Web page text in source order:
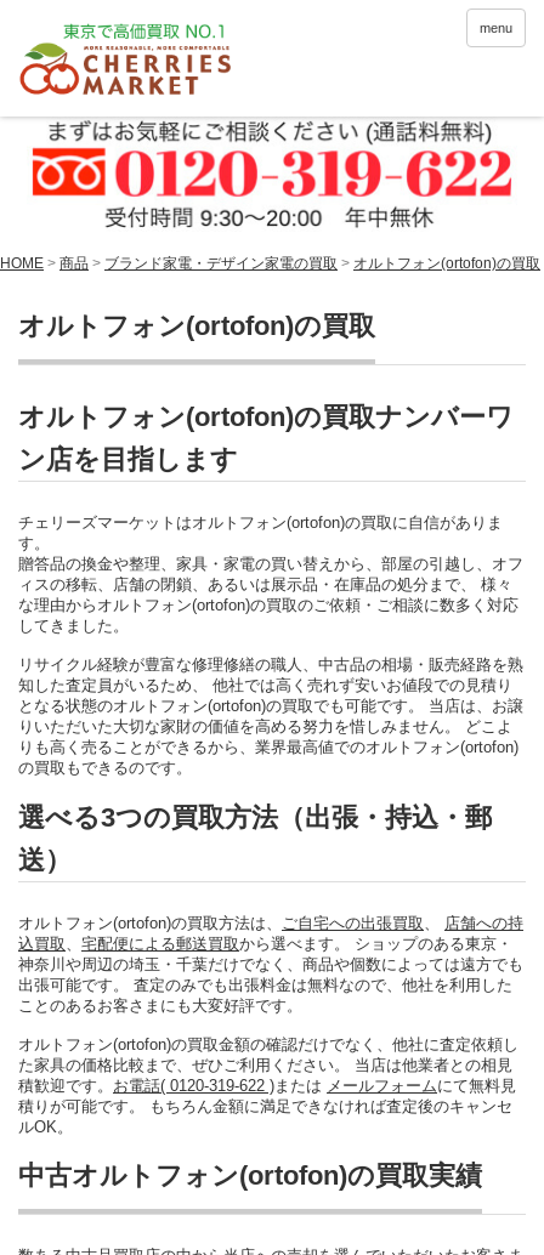
menu
HOME > 商品 > ブランド家電・デザイン家電の買取 > オルトフォン(ortofon)の買取
オルトフォン(ortofon)の買取
オルトフォン(ortofon)の買取ナンバーワ
ン店を目指します
チェリーズマーケットはオルトフォン(ortofon)の買取に自信がありま
す。
贈答品の換金や整理、家具・家電の買い替えから、部屋の引越し、オフ
ィスの移転、店舗の閉鎖、あるいは展示品・在庫品の処分まで、 様々
な理由からオルトフォン(ortofon)の買取のご依頼・ご相談に数多く対応
してきました。
リサイクル経験が豊富な修理修繕の職人、中古品の相場・販売経路を熟
知した査定員がいるため、 他社では高く売れず安いお値段での見積り
となる状態のオルトフォン(ortofon)の買取でも可能です。 当店は、お譲
りいただいた大切な家財の価値を高める努力を惜しみません。 どこよ
りも高く売ることができるから、業界最高値でのオルトフォン(ortofon)
の買取もできるのです。
選べる3つの買取方法（出張・持込・郵
送）
オルトフォン(ortofon)の買取方法は、 ご自宅への出張買取
店舗への持
込買取
宅配便による郵送買取から選べます。 ショップのある東京・
神奈川や周辺の埼玉・千葉だけでなく、商品や個数によっては遠方でも
出張可能です。 査定のみでも出張料金は無料なので、他社を利用した
ことのあるお客さまにも大変好評です。
オルトフォン(ortofon)の買取金額の確認だけでなく、他社に査定依頼し
た家具の価格比較まで、ぜひご利用ください。 当店は他業者との相見
積歓迎です。 お電話( 0120-319-622 ) または メールフォームにて無料見
積りが可能です。 もちろん金額に満足できなければ査定後のキャンセ
ルOK。
中古オルトフォン(ortofon)の買取実績